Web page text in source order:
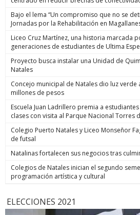
Bajo el lema “Un compromiso que no se
Jornadas por la Rehabilitación en
Liceo Cruz Martínez, una historia marcada
generaciones de estudiantes de Ultima
Proyecto busca instalar una Unidad de
Natales
Concejo municipal de Natales dio luz
millones de pesos
Escuela Juan Ladrillero premia a
clases con visita al Parque Nacional Torres
Colegio Puerto Natales y Liceo Monseñor
de futsal
Natalinas fortalecen sus negocios tras
Colegios de Natales inician el segundo
programación artística y cultural
ELECCIONES 2021